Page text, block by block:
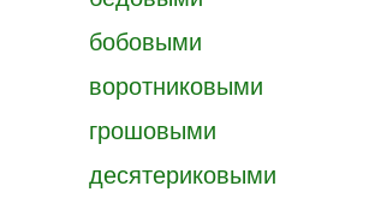
бобовыми
воротниковыми
грошовыми
десятериковыми